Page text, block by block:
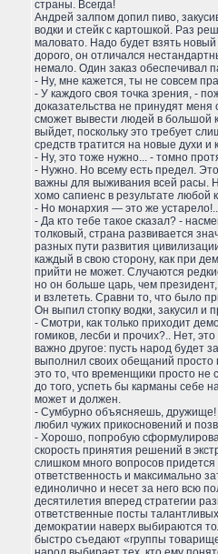
страны. Всегда!
Андрей залпом допил пиво,
водки и стейк с картошкой. Раз
маловато. Надо будет взять
дорого, он отличался
немало. Один заказ обеспечивал
- Ну, мне кажется, ты не совсем
- У каждого своя точка зрения, -
доказательства не принудят
сможет вывести людей в большой
выйдет, поскольку это требует
средств тратится на новые духи
- Ну, это тоже нужно... - томно
- Нужно. Но всему есть предел.
важны для выживания всей расы.
хомо сапиенс в результате любой
- Но монархия — это же
- Да кто тебе такое сказал? -
толковый, страна развивается
разных пути развития
каждый в свою сторону, как при
прийти не может. Случаются
но он больше царь, чем
и взлететь. Сравни то, что было
Он выпил стопку водки, закусил и
- Смотри, как только приходит
гомиков, лесби и прочих?.. Нет,
важно другое: пусть народ будет
выполнил своих обещаний просто
это то, что временщики просто не
до того, успеть бы карманы себе
может и должен.
- Сумбурно объясняешь, дружище! -
любил чужих прикосновений и
- Хорошо, попробую
скорость принятия решений в
слишком много вопросов
ответственность и максимально
единолично и несет за него всю
десятилетия вперед стратегии
ответственные посты
демократии наверх выбираются
быстро съедают «группы